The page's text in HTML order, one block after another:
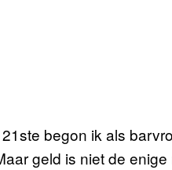
begon ik als
geld is niet de